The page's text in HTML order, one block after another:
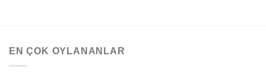
EN ÇOK OYLANANLAR